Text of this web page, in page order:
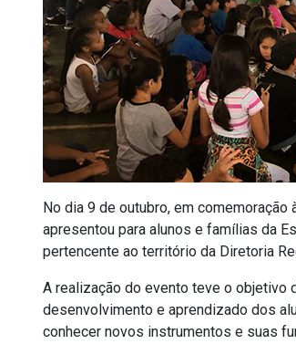
No dia 9 de outubro, em comemoração
apresentou para alunos e famílias da
pertencente ao território da Diretoria
A realização do evento teve o objetivo
desenvolvimento e aprendizado dos
conhecer novos instrumentos e suas